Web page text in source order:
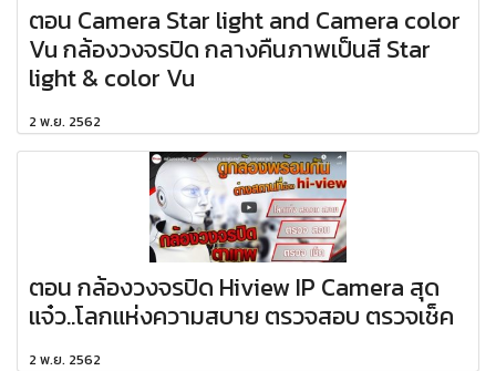
ตอน Camera Star light and Camera color
Vu กล้องวงจรปิด กลางคืนภาพเป็นสี Star
light & color Vu
2 พ.ย. 2562
ตอน กล้องวงจรปิด Hiview IP Camera สุด
แจ๋ว..โลกแห่งความสบาย ตรวจสอบ ตรวจเช็ค
2 พ.ย. 2562